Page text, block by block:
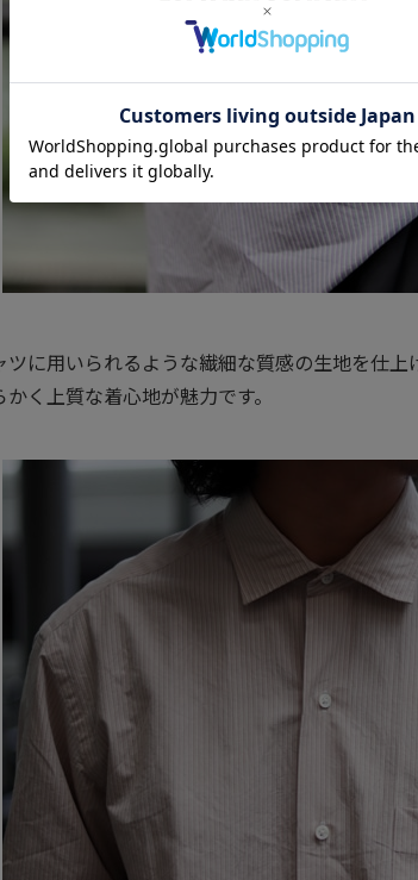
ツに用いられるような繊細な質感の生地を仕
く上質な着心地が魅力です。